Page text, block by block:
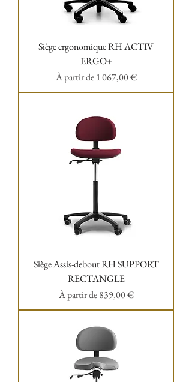
Siège ergonomique RH ACTIV
ERGO+
À partir de1 067,00 €
Prix promotionnel
Siège Assis-debout RH SUPPORT
RECTANGLE
À partir de839,00 €
Prix promotionnel